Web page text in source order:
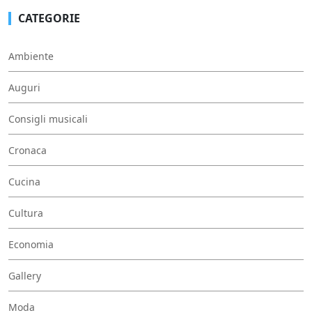
CATEGORIE
Ambiente
Auguri
Consigli musicali
Cronaca
Cucina
Cultura
Economia
Gallery
Moda